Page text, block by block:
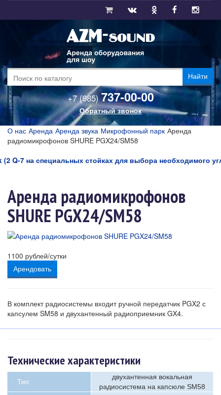
Найти
+7 (985)737-00-00
Обратный звонок
О нас Аренда Аренда звука Микрофонный парк Аренда
радиомикрофонов SHURE PGX24/SM58
7 на специальных стойках для выбора необходимого
Аренда радиомикрофонов
SHURE PGX24/SM58
1100 рублей/сутки
Арендовать
В комплект радиосистемы входит ручной передатчик PGX2 с
капсулем SM58 и двухантенный радиоприемник GX4.
Технические характеристики
Тип
двухантенная вокальная
радиосистема на капсюле SM58